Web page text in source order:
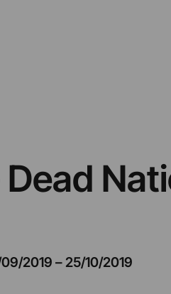
09/2019 – 25/10/2019